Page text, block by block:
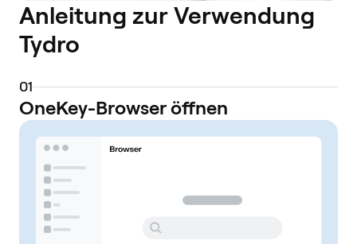
Anleitung zur Verwendung
Tydro
01
OneKey-Browser öffnen